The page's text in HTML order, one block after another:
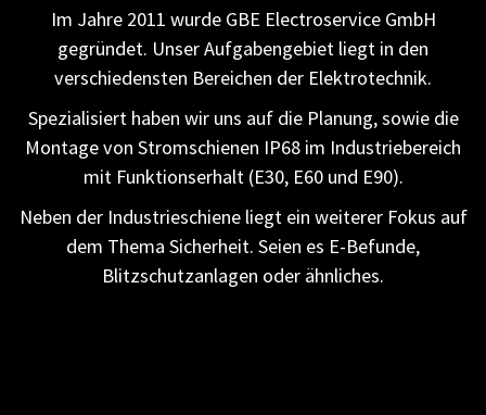
Im Jahre 2011 wurde GBE Electroservice GmbH
gegründet. Unser Aufgabengebiet liegt in den
verschiedensten Bereichen der Elektrotechnik.
Spezialisiert haben wir uns auf die Planung, sowie die
Montage von Stromschienen IP68 im Industriebereich
mit Funktionserhalt (E30, E60 und E90).
Neben der Industrieschiene liegt ein weiterer Fokus auf
dem Thema Sicherheit. Seien es E-Befunde,
Blitzschutzanlagen oder ähnliches.